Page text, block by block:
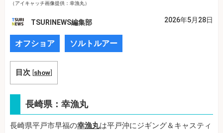
（アイキャッチ画像提供：幸漁丸）
TSURINEWS編集部 2026年5月28日
オフショア ソルトルアー
目次 [show]
長崎県：幸漁丸
長崎県平戸市早福の幸漁丸は平戸沖にジギング＆キャスティ